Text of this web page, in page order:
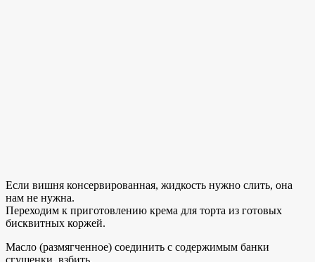
Если вишня консервированная, жидкость нужно слить, она
нам не нужна.
Переходим к приготовлению крема для торта из готовых
бисквитных коржей.
Масло (размягченное) соединить с содержимым банки
сгущенки, взбить.